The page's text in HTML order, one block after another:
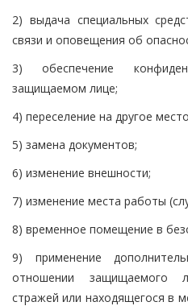
2) выдача специальных
связи и оповещения об
3) обеспечение
защищаемом лице;
4) переселение на другое
5) замена документов;
6) изменение внешности;
7) изменение места работы
8) временное помещение в
9) применение
отношении защищаемого
стражей или находящегося в